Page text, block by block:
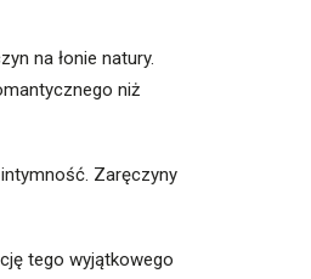
na łonie natury.
niż
Zaręczyny
tego wyjątkowego